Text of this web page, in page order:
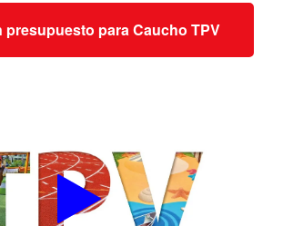
presupuesto para Caucho TPV